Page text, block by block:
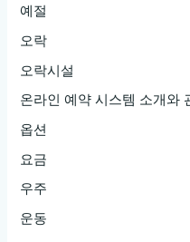
예절
오락
오락시설
온라인 예약 시스템 소개와
옵션
요금
우주
운동